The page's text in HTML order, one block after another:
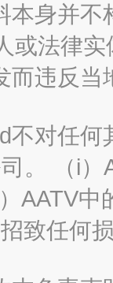
本身并
或法律
而违反当
不对任
。 （i
AATV
致任何